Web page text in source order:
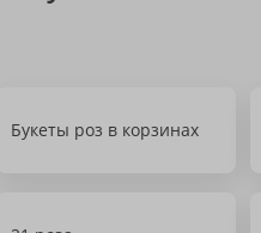
Букеты роз в корзинах